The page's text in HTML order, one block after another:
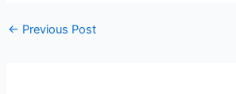
← Previous Post